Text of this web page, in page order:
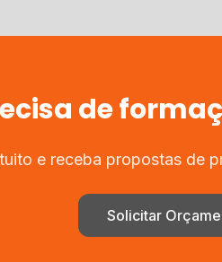
de
e receba propostas de
Solicitar